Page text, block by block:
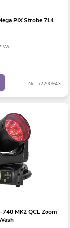
PIX Strobe 714
Wo.
No. 52200943
740 MK2 QCL Zoom